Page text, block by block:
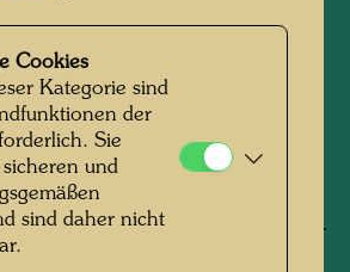
Picaudière, gelegen an der
und Persche, hat
einem Hinweis seines
Brô folgend, von seinen
Einkünften als bildender
Bis etwa Mitte der sechziger
- nicht mit elektrischem
Cookies
Kategorie sind
der
Sie
und
sind daher nicht